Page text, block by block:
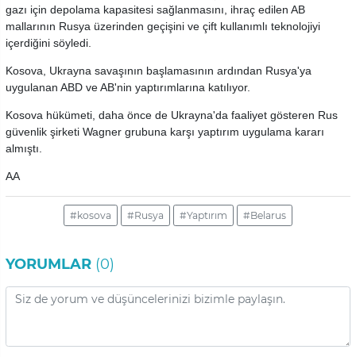
gazı için depolama kapasitesi sağlanmasını, ihraç edilen AB
mallarının Rusya üzerinden geçişini ve çift kullanımlı teknolojiyi
içerdiğini söyledi.
Kosova, Ukrayna savaşının başlamasının ardından Rusya'ya
uygulanan ABD ve AB'nin yaptırımlarına katılıyor.
Kosova hükümeti, daha önce de Ukrayna'da faaliyet gösteren Rus
güvenlik şirketi Wagner grubuna karşı yaptırım uygulama kararı
almıştı.
AA
#kosova #Rusya #Yaptırım #Belarus
YORUMLAR (0)